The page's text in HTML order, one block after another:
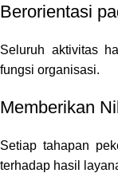
Berorientasi
Seluruh aktivitas
fungsi organisasi.
Memberikan
Setiap tahapan
terhadap hasil